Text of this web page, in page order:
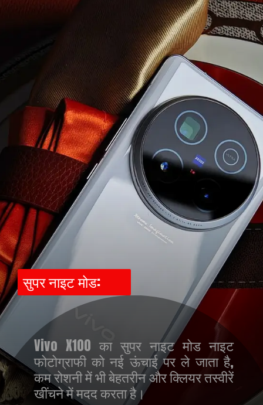
https://prabhatdaily.com/vivo-x100s-new-camera-modes-double-the-fun-of-photography/
Vivo X100 का सुपर नाइट मोड नाइट
फोटोग्राफी को नई ऊंचाई पर ले जाता है,
कम रोशनी में भी बेहतरीन और क्लियर तस्वीरें
खींचने में मदद करता है।
सुपर नाइट मोड: